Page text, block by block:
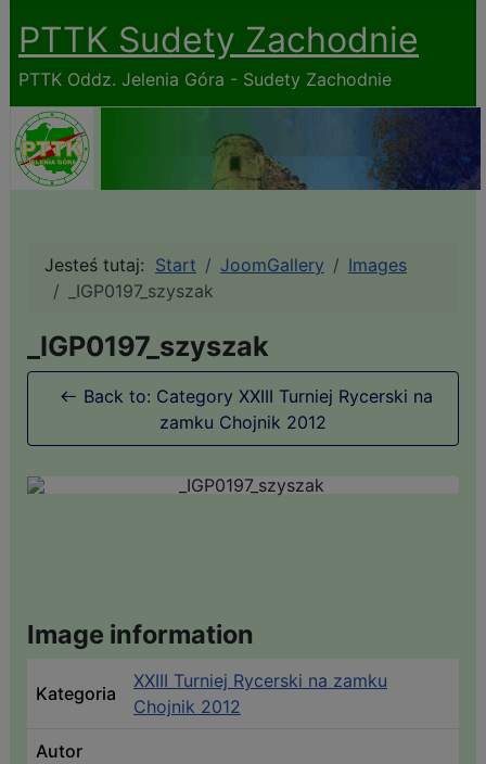
PTTK Sudety Zachodnie
PTTK Oddz. Jelenia Góra - Sudety Zachodnie
Jesteś tutaj: Start JoomGallery
Images
_IGP0197_szyszak
_IGP0197_szyszak
Back to: Category XXIII Turniej Rycerski na
zamku Chojnik 2012
Image information
Kategoria
XXIII Turniej Rycerski na zamku
Chojnik 2012
Autor